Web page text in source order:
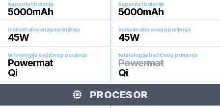
kapacitet baterije
5000mAh
kapacitet baterije
5000mAh
maksimalna snaga punjenja
45W
maksimalna snaga punjenja
45W
tehnologija bežičnog punjenja
Powermat
Qi
tehnologija bežičnog punjenja
Powermat
Qi
PROCESOR